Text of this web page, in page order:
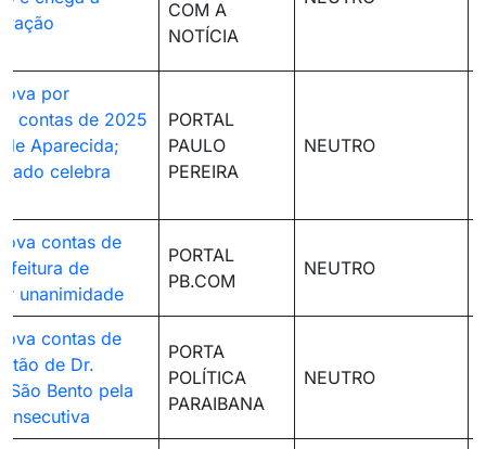
COM A
NOTÍCIA
por
contas de 2025
Aparecida;
celebra
PORTAL
PAULO
PEREIRA
NEUTRO
contas de
de
unanimidade
PORTAL
PB.COM
NEUTRO
contas de
de Dr.
São Bento pela
PORTA
POLÍTICA
PARAIBANA
NEUTRO